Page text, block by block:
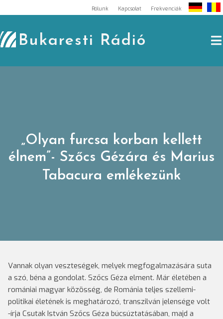
to
content
Rólunk Kapcsolat Frekvenciák
Bukaresti Rádió
„Olyan furcsa korban kellett
élnem”- Szőcs Gézára és Marius
Tabacura emlékezünk
Vannak olyan veszteségek, melyek megfogalmazására suta
a szó, béna a gondolat. Szőcs Géza elment. Már életében a
romániai magyar közösség, de Románia teljes szellemi-
politikai életének is meghatározó, transzilván jelensége volt
-írja Csutak István Szőcs Géza búcsúztatásában, majd a